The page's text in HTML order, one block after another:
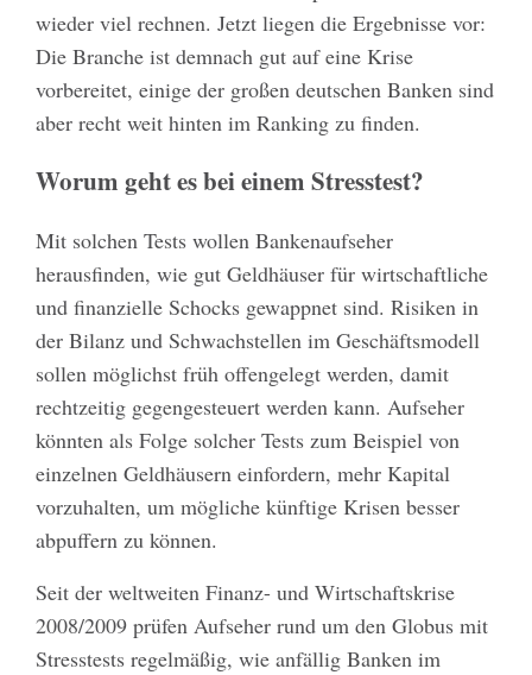
wieder viel rechnen. Jetzt liegen die Ergebnisse vor:
Die Branche ist demnach gut auf eine Krise
vorbereitet, einige der großen deutschen Banken sind
aber recht weit hinten im Ranking zu finden.
Worum geht es bei einem Stresstest?
Mit solchen Tests wollen Bankenaufseher
herausfinden, wie gut Geldhäuser für wirtschaftliche
und finanzielle Schocks gewappnet sind. Risiken in
der Bilanz und Schwachstellen im Geschäftsmodell
sollen möglichst früh offengelegt werden, damit
rechtzeitig gegengesteuert werden kann. Aufseher
könnten als Folge solcher Tests zum Beispiel von
einzelnen Geldhäusern einfordern, mehr Kapital
vorzuhalten, um mögliche künftige Krisen besser
abpuffern zu können.
Seit der weltweiten Finanz- und Wirtschaftskrise
2008/2009 prüfen Aufseher rund um den Globus mit
Stresstests regelmäßig, wie anfällig Banken im